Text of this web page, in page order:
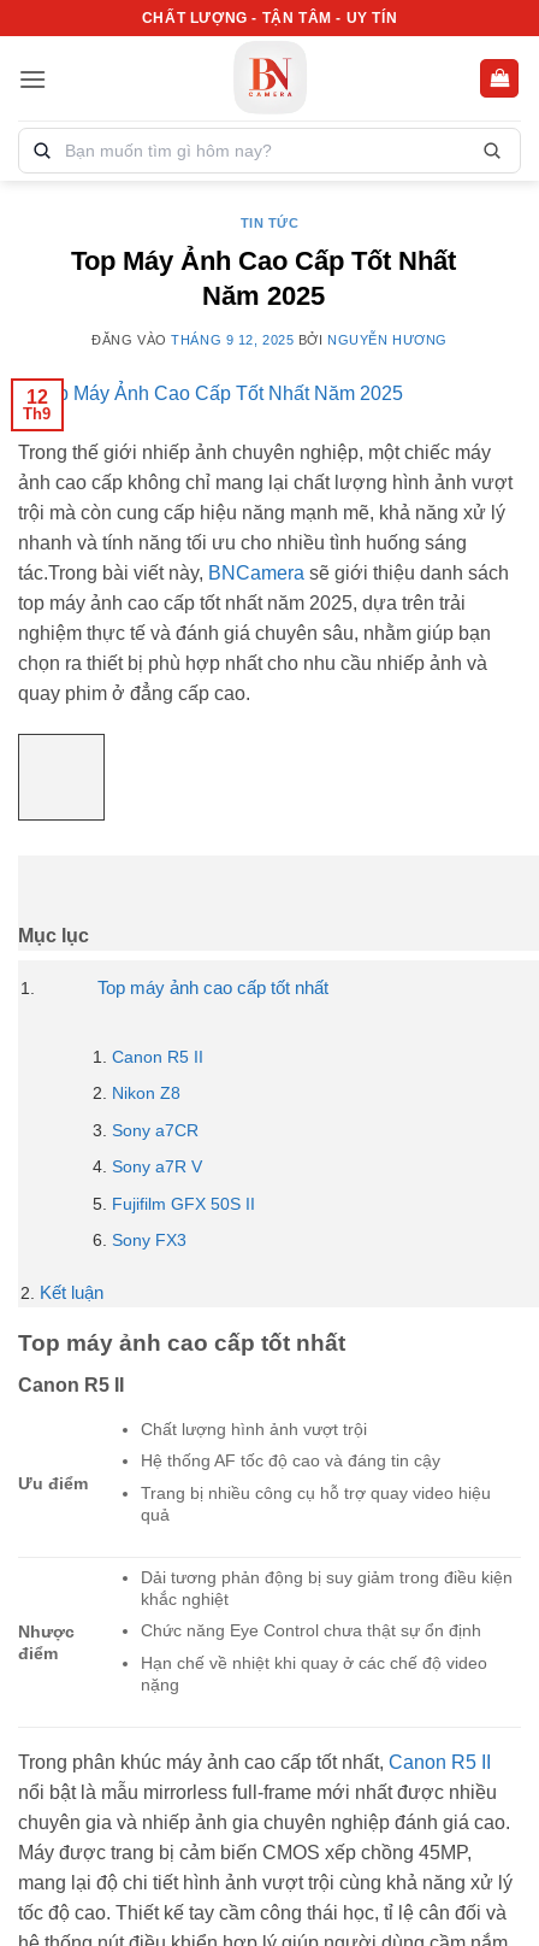
nội
CHẤT LƯỢNG - TẬN TÂM - UY TÍN
Tìm
kiếm
TIN TỨC
Top Máy Ảnh Cao Cấp Tốt Nhất
Năm 2025
ĐĂNG VÀOTHÁNG 9 12, 2025 BỞI NGUYỄN HƯƠNG
12
Th9
Trong thế giới nhiếp ảnh chuyên nghiệp, một chiếc máy
ảnh cao cấp không chỉ mang lại chất lượng hình ảnh vượt
trội mà còn cung cấp hiệu năng mạnh mẽ, khả năng xử lý
nhanh và tính năng tối ưu cho nhiều tình huống sáng
tác.Trong bài viết này, BNCamera sẽ giới thiệu danh sách
top máy ảnh cao cấp tốt nhất năm 2025, dựa trên trải
nghiệm thực tế và đánh giá chuyên sâu, nhằm giúp bạn
chọn ra thiết bị phù hợp nhất cho nhu cầu nhiếp ảnh và
quay phim ở đẳng cấp cao.
Mục lục
Top máy ảnh cao cấp tốt nhất
Canon R5 II
Nikon Z8
Sony a7CR
Sony a7R V
Fujifilm GFX 50S II
Sony FX3
Kết luận
Top máy ảnh cao cấp tốt nhất
Canon R5 II
Ưu điểm
Chất lượng hình ảnh vượt trội
Hệ thống AF tốc độ cao và đáng tin cậy
Trang bị nhiều công cụ hỗ trợ quay video hiệu
quả
Nhược
điểm
Dải tương phản động bị suy giảm trong điều kiện
khắc nghiệt
Chức năng Eye Control chưa thật sự ổn định
Hạn chế về nhiệt khi quay ở các chế độ video
nặng
Trong phân khúc máy ảnh cao cấp tốt nhất, Canon R5 II
nổi bật là mẫu mirrorless full-frame mới nhất được nhiều
chuyên gia và nhiếp ảnh gia chuyên nghiệp đánh giá cao.
Máy được trang bị cảm biến CMOS xếp chồng 45MP,
mang lại độ chi tiết hình ảnh vượt trội cùng khả năng xử lý
tốc độ cao. Thiết kế tay cầm công thái học, tỉ lệ cân đối và